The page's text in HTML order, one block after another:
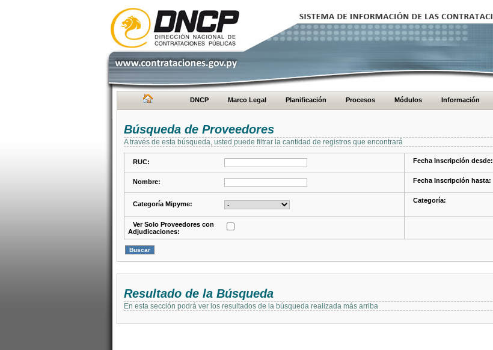
DNCP Marco Legal Planificación Procesos Módulos Información
Búsqueda de Proveedores
A través de esta búsqueda, usted puede filtrar la cantidad de registros que encontrará
RUC: Fecha Inscripción desde:
Nombre: Fecha Inscripción hasta:
Categoría Mipyme: Categoría:
Ver Solo Proveedores con
Adjudicaciones:
Resultado de la Búsqueda
En esta sección podrá ver los resultados de la búsqueda realizada más arriba